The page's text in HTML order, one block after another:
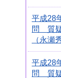
平成28
問 質
（永瀬
平成28
問 質